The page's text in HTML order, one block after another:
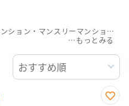
新田辺駅/保証人不要のウィークリーマンション・マンスリーマンション賃貸物件一覧を掲載中。敷金・礼金無料、家具・家電付をご紹介。こだわり条件での絞込みも簡単！
…